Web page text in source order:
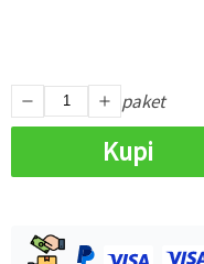
paket
Kupi